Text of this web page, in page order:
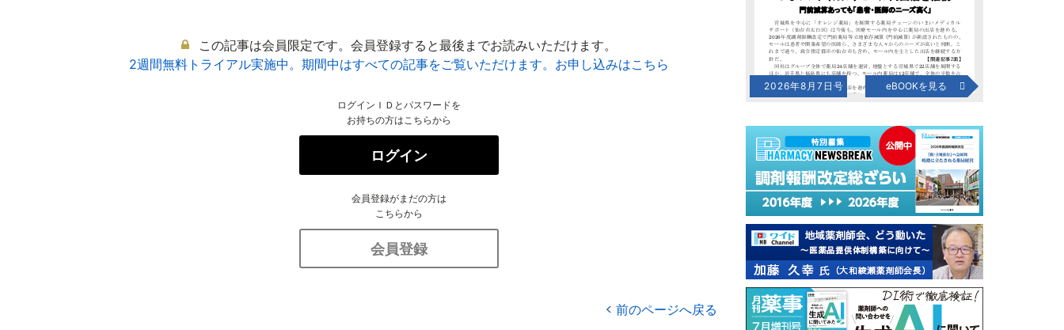
この記事は会員限定です。会員登録すると最後までお読みいただけます。
2週間無料トライアル実施中。期間中はすべての記事をご覧いただけます。お申し込みはこちら
ログインＩＤとパスワードを
お持ちの方はこちらから
ログイン
会員登録がまだの方は
こちらから
会員登録
前のページへ戻る
2026年8月7日号 eBOOKを見る